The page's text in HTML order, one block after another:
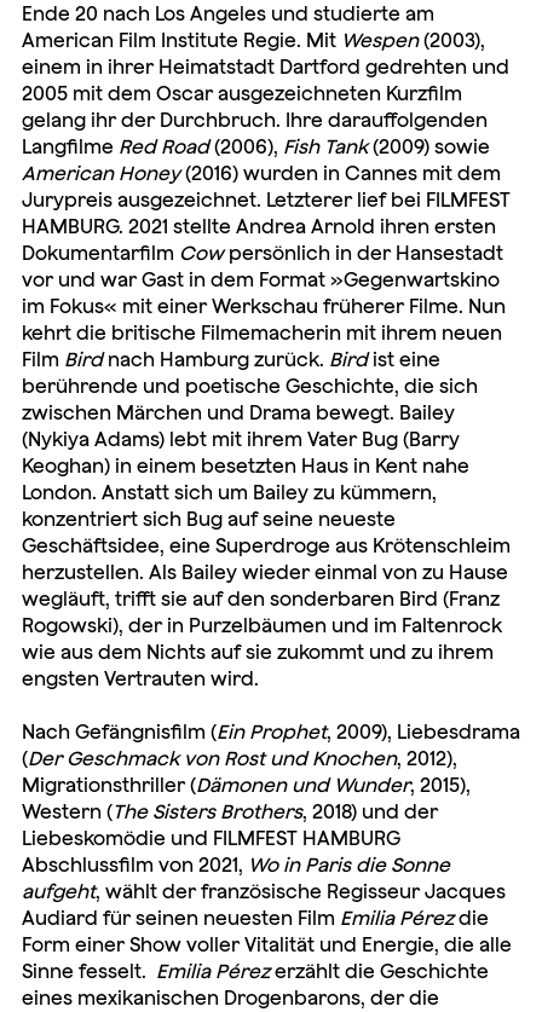
Ende 20 nach Los Angeles und studierte am
American Film Institute Regie. Mit Wespen(2003),
einem in ihrer Heimatstadt Dartford gedrehten und
2005 mit dem Oscar ausgezeichneten Kurzfilm
gelang ihr der Durchbruch. Ihre darauffolgenden
Langfilme Red Road(2006), Fish Tank(2009) sowie
American Honey(2016) wurden in Cannes mit dem
Jurypreis ausgezeichnet. Letzterer lief bei FILMFEST
HAMBURG. 2021 stellte Andrea Arnold ihren ersten
Dokumentarfilm Cowpersönlich in der Hansestadt
vor und war Gast in dem Format »Gegenwartskino
im Fokus« mit einer Werkschau früherer Filme. Nun
kehrt die britische Filmemacherin mit ihrem neuen
Film Birdnach Hamburg zurück. Birdist eine
berührende und poetische Geschichte, die sich
zwischen Märchen und Drama bewegt. Bailey
(Nykiya Adams) lebt mit ihrem Vater Bug (Barry
Keoghan) in einem besetzten Haus in Kent nahe
London. Anstatt sich um Bailey zu kümmern,
konzentriert sich Bug auf seine neueste
Geschäftsidee, eine Superdroge aus Krötenschleim
herzustellen. Als Bailey wieder einmal von zu Hause
wegläuft, trifft sie auf den sonderbaren Bird (Franz
Rogowski), der in Purzelbäumen und im Faltenrock
wie aus dem Nichts auf sie zukommt und zu ihrem
engsten Vertrauten wird.
Nach Gefängnisfilm (Ein Prophet, 2009), Liebesdrama
(Der Geschmack von Rost und Knochen, 2012),
Migrationsthriller (Dämonen und Wunder, 2015),
Western (The Sisters Brothers, 2018) und der
Liebeskomödie und FILMFEST HAMBURG
Abschlussfilm von 2021, Wo in Paris die Sonne
aufgeht, wählt der französische Regisseur Jacques
Audiard für seinen neuesten Film Emilia Pérezdie
Form einer Show voller Vitalität und Energie, die alle
Sinne fesselt. Emilia Pérezerzählt die Geschichte
eines mexikanischen Drogenbarons, der die